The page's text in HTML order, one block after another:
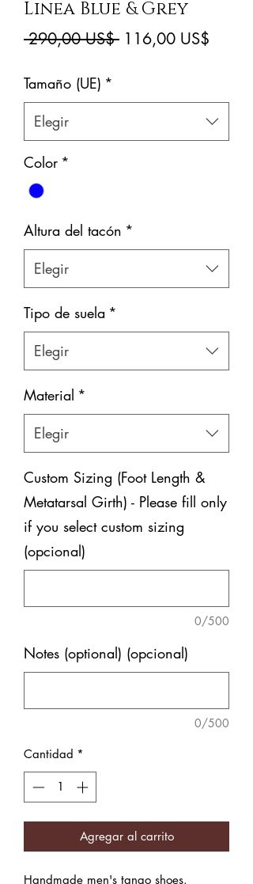
Linea Blue & Grey
290,00 US$ Precio
116,00 US$
Tamaño (UE) *
Elegir
Color *
Altura del tacón *
Elegir
Tipo de suela *
Elegir
Material *
Elegir
Custom Sizing (Foot Length &
Metatarsal Girth) - Please fill only
if you select custom sizing
(opcional)
0/500
Notes (optional) (opcional)
0/500
Cantidad *
Agregar al carrito
Handmade men's tango shoes.